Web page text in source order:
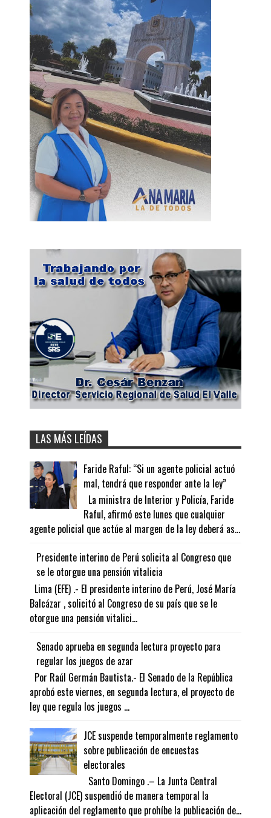
LAS MÁS LEÍDAS
Faride Raful: “Si un agente policial actuó
mal, tendrá que responder ante la ley”
La ministra de Interior y Policía, Faride
Raful, afirmó este lunes que cualquier
agente policial que actúe al margen de la ley deberá as...
Presidente interino de Perú solicita al Congreso que
se le otorgue una pensión vitalicia
Lima (EFE) .- El presidente interino de Perú, José María
Balcázar , solicitó al Congreso de su país que se le
otorgue una pensión vitalici...
Senado aprueba en segunda lectura proyecto para
regular los juegos de azar
Por Raúl Germán Bautista.- El Senado de la República
aprobó este viernes, en segunda lectura, el proyecto de
ley que regula los juegos ...
JCE suspende temporalmente reglamento
sobre publicación de encuestas
electorales
Santo Domingo .– La Junta Central
Electoral (JCE) suspendió de manera temporal la
aplicación del reglamento que prohíbe la publicación de...